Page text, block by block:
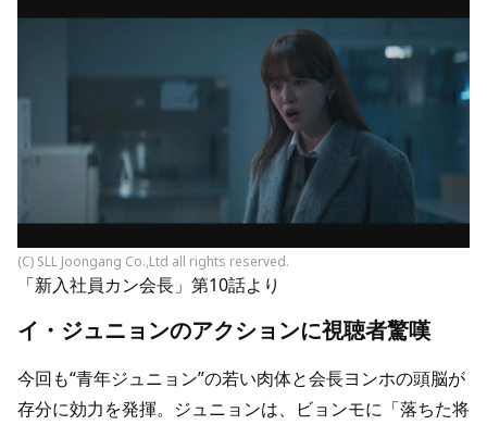
(C) SLL Joongang Co.,Ltd all rights reserved.
「新入社員カン会長」第10話より
イ・ジュニョンのアクションに視聴者驚嘆
今回も“青年ジュニョン”の若い肉体と会長ヨンホの頭脳が
存分に効力を発揮。ジュニョンは、ビョンモに「落ちた将